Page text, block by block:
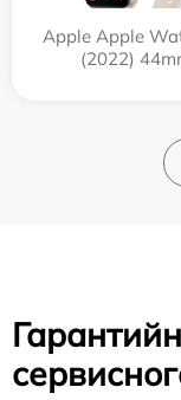
Apple Apple
(2022)